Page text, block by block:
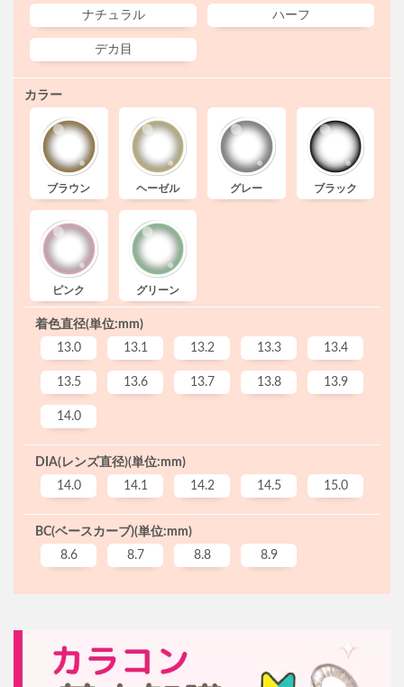
ナチュラル
ハーフ
デカ目
カラー
ブラウン ヘーゼル グレー ブラック
ピンク グリーン
着色直径(単位:mm)
13.0
13.1 13.2 13.3 13.4
13.5 13.6 13.7 13.8 13.9
14.0
DIA(レンズ直径)(単位:mm)
14.0
14.1 14.2 14.5 15.0
BC(ベースカーブ)(単位:mm)
8.6
8.7 8.8 8.9